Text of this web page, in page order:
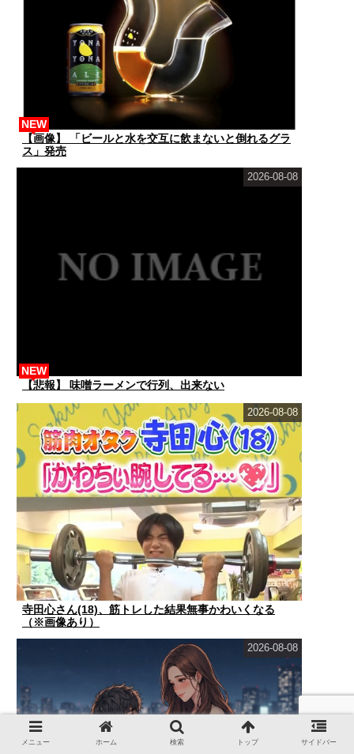
【画像】 「ビールと水を交互に飲まないと倒れるグラ
ス」発売
NEW
【悲報】 味噌ラーメンで行列、出来ない
NEW
2026-08-08
寺田心さん(18)、筋トレした結果無事かわいくなる
（※画像あり）
2026-08-08
2026-08-08
メニュー ホーム 検索 トップ サイドバー